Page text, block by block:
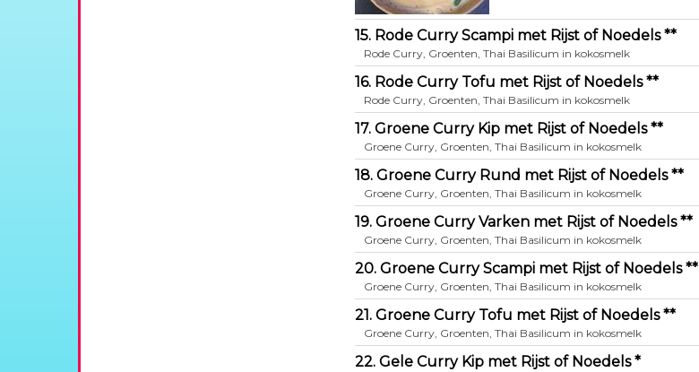
15. Rode Curry Scampi met Rijst of Noedels **
Rode Curry, Groenten, Thai Basilicum in kokosmelk
16. Rode Curry Tofu met Rijst of Noedels **
Rode Curry, Groenten, Thai Basilicum in kokosmelk
17. Groene Curry Kip met Rijst of Noedels **
Groene Curry, Groenten, Thai Basilicum in kokosmelk
18. Groene Curry Rund met Rijst of Noedels **
Groene Curry, Groenten, Thai Basilicum in kokosmelk
19. Groene Curry Varken met Rijst of Noedels **
Groene Curry, Groenten, Thai Basilicum in kokosmelk
20. Groene Curry Scampi met Rijst of Noedels **
Groene Curry, Groenten, Thai Basilicum in kokosmelk
21. Groene Curry Tofu met Rijst of Noedels **
Groene Curry, Groenten, Thai Basilicum in kokosmelk
22. Gele Curry Kip met Rijst of Noedels *